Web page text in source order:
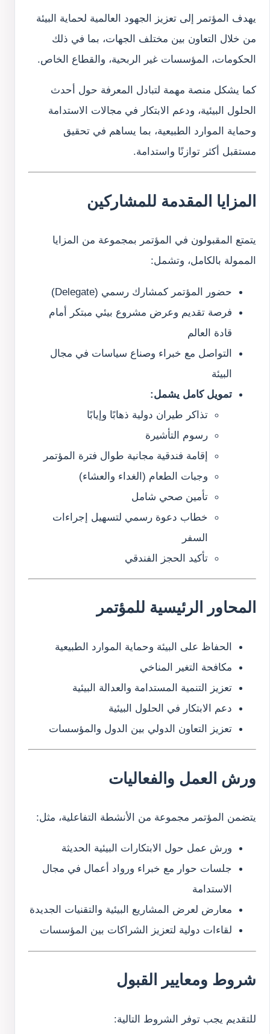
يهدف المؤتمر إلى تعزيز الجهود العالمية لحماية البيئة
من خلال التعاون بين مختلف الجهات، بما في ذلك
الحكومات، المؤسسات غير الربحية، والقطاع الخاص.
كما يشكل منصة مهمة لتبادل المعرفة حول أحدث
الحلول البيئية، ودعم الابتكار في مجالات الاستدامة
وحماية الموارد الطبيعية، بما يساهم في تحقيق
مستقبل أكثر توازنًا واستدامة.
المزايا المقدمة للمشاركين
يتمتع المقبولون في المؤتمر بمجموعة من المزايا
الممولة بالكامل، وتشمل:
حضور المؤتمر كمشارك رسمي (Delegate)
فرصة تقديم وعرض مشروع بيئي مبتكر أمام
قادة العالم
التواصل مع خبراء وصناع سياسات في مجال
البيئة
تمويل كامل يشمل:
تذاكر طيران دولية ذهابًا وإيابًا
رسوم التأشيرة
إقامة فندقية مجانية طوال فترة المؤتمر
وجبات الطعام (الغداء والعشاء)
تأمين صحي شامل
خطاب دعوة رسمي لتسهيل إجراءات
السفر
تأكيد الحجز الفندقي
المحاور الرئيسية للمؤتمر
الحفاظ على البيئة وحماية الموارد الطبيعية
مكافحة التغير المناخي
تعزيز التنمية المستدامة والعدالة البيئية
دعم الابتكار في الحلول البيئية
تعزيز التعاون الدولي بين الدول والمؤسسات
ورش العمل والفعاليات
يتضمن المؤتمر مجموعة من الأنشطة التفاعلية، مثل:
ورش عمل حول الابتكارات البيئية الحديثة
جلسات حوار مع خبراء ورواد أعمال في مجال
الاستدامة
معارض لعرض المشاريع البيئية والتقنيات الجديدة
لقاءات دولية لتعزيز الشراكات بين المؤسسات
شروط ومعايير القبول
للتقديم يجب توفر الشروط التالية: